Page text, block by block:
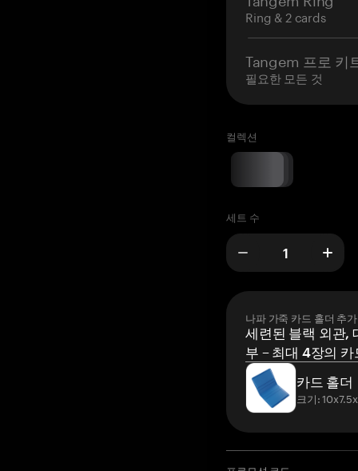
Ring & 2 cards
Tangem 프로 키
필요한 모든 것
컬렉션
세트 수
나파 가죽 카드 홀더 추가
세련된 블랙 외관,
부 – 최대 4장의
카드 홀더
크기: